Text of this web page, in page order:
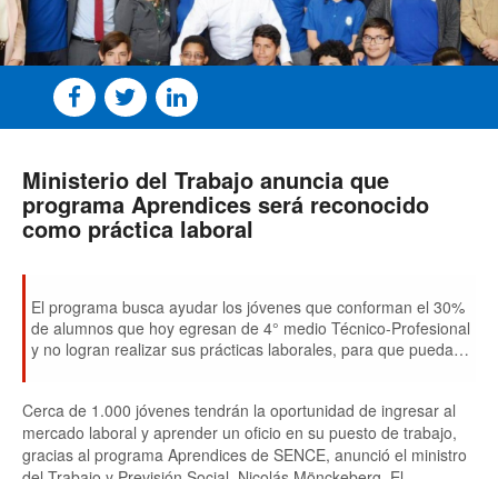
Ministerio del Trabajo anuncia que
programa Aprendices será reconocido
como práctica laboral
El programa busca ayudar los jóvenes que conforman el 30%
de alumnos que hoy egresan de 4° medio Técnico-Profesional
y no logran realizar sus prácticas laborales, para que puedan
Cerca de 1.000 jóvenes tendrán la oportunidad de ingresar al
mercado laboral y aprender un oficio en su puesto de trabajo,
gracias al programa Aprendices de SENCE, anunció el ministro